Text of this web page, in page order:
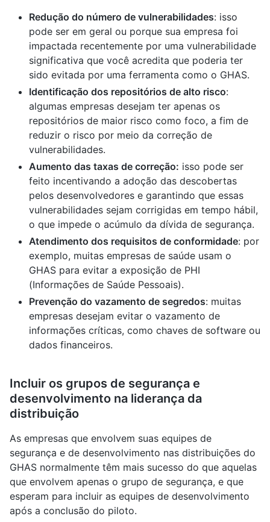
Redução do número de vulnerabilidades: isso
pode ser em geral ou porque sua empresa foi
impactada recentemente por uma vulnerabilidade
significativa que você acredita que poderia ter
sido evitada por uma ferramenta como o GHAS.
Identificação dos repositórios de alto risco:
algumas empresas desejam ter apenas os
repositórios de maior risco como foco, a fim de
reduzir o risco por meio da correção de
vulnerabilidades.
Aumento das taxas de correção: isso pode ser
feito incentivando a adoção das descobertas
pelos desenvolvedores e garantindo que essas
vulnerabilidades sejam corrigidas em tempo hábil,
o que impede o acúmulo da dívida de segurança.
Atendimento dos requisitos de conformidade: por
exemplo, muitas empresas de saúde usam o
GHAS para evitar a exposição de PHI
(Informações de Saúde Pessoais).
Prevenção do vazamento de segredos: muitas
empresas desejam evitar o vazamento de
informações críticas, como chaves de software ou
dados financeiros.
Incluir os grupos de segurança e
desenvolvimento na liderança da
distribuição
As empresas que envolvem suas equipes de
segurança e de desenvolvimento nas distribuições do
GHAS normalmente têm mais sucesso do que aquelas
que envolvem apenas o grupo de segurança, e que
esperam para incluir as equipes de desenvolvimento
após a conclusão do piloto.